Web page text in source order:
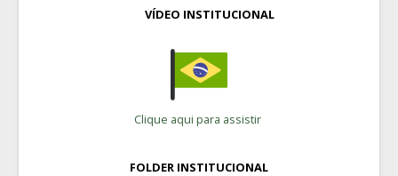
VÍDEO INSTITUCIONAL
Clique aqui para assistir
FOLDER INSTITUCIONAL